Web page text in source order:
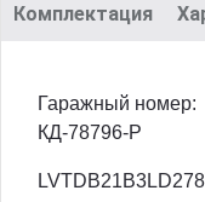
Комплектация
Гаражный номер:
КД-78796-Р